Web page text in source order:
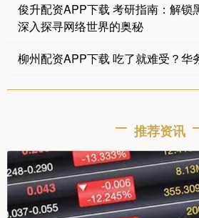
俊升配资APP下载 考研指南：解锁
深入探寻网络世界的奥秘
柳州配资APP下载 吃了就难受？华
推荐资讯